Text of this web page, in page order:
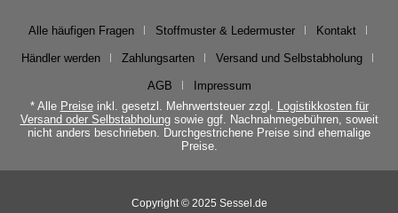
Alle häufigen Fragen Stoffmuster & Ledermuster Kontakt
Händler werden Zahlungsarten Versand und Selbstabholung
AGB
Impressum
* Alle Preiseinkl. gesetzl. Mehrwertsteuer zzgl. Logistikkosten für
Versand oder Selbstabholungsowie ggf. Nachnahmegebühren, soweit
nicht anders beschrieben. Durchgestrichene Preise sind ehemalige
Preise.
Copyright © 2025 Sessel.de